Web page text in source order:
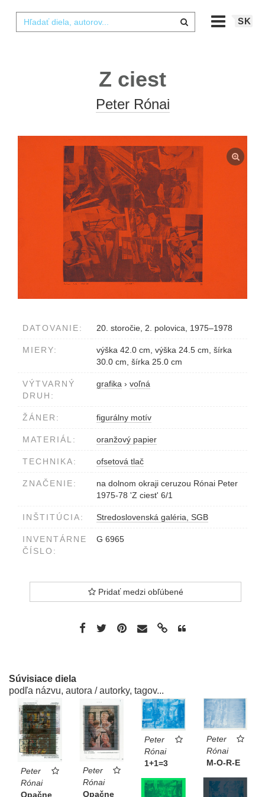
SK
Z ciest
Peter Rónai
DATOVANIE: 20. storočie, 2. polovica, 1975–1978
MIERY:
výška 42.0 cm, výška 24.5 cm, šírka
30.0 cm, šírka 25.0 cm
VÝTVARNÝ
DRUH:
grafika › voľná
ŽÁNER: figurálny motív
MATERIÁL: oranžový papier
TECHNIKA: ofsetová tlač
ZNAČENIE:
na dolnom okraji ceruzou Rónai Peter
1975-78 'Z ciest' 6/1
INŠTITÚCIA: Stredoslovenská galéria, SGB
INVENTÁRNE
ČÍSLO:
G 6965
Pridať medzi obľúbené
Súvisiace diela
podľa názvu, autora / autorky, tagov...
Peter
Rónai
Opačne
Peter
Rónai
Opačne
Peter
Rónai
1+1=3
Peter
Rónai
M-O-R-E